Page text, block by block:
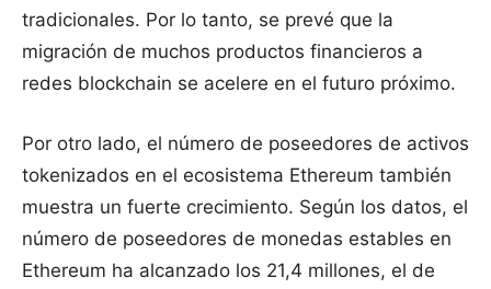
tradicionales. Por lo tanto, se prevé que la
migración de muchos productos financieros a
redes blockchain se acelere en el futuro próximo.
Por otro lado, el número de poseedores de activos
tokenizados en el ecosistema Ethereum también
muestra un fuerte crecimiento. Según los datos, el
número de poseedores de monedas estables en
Ethereum ha alcanzado los 21,4 millones, el de